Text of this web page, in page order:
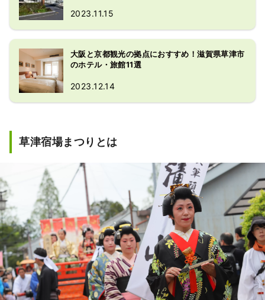
2023.11.15
大阪と京都観光の拠点におすすめ！滋賀県草津市
のホテル・旅館11選
2023.12.14
草津宿場まつりとは